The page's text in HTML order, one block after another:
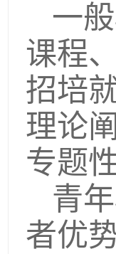
一
课程
招培
理论
专题
青
者优